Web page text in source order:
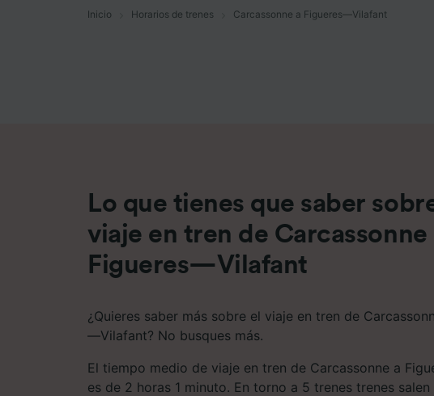
Inicio Horarios de trenes Carcassonne a Figueres—Vilafant
Lo que tienes que saber
viaje en tren de Carcassonne
Figueres—Vilafant
¿Quieres saber más sobre el viaje en tren de
—Vilafant? No busques más.
El tiempo medio de viaje en tren de Carcassonne a
es de 2 horas 1 minuto. En torno a 5 trenes trenes
Lista de asociados